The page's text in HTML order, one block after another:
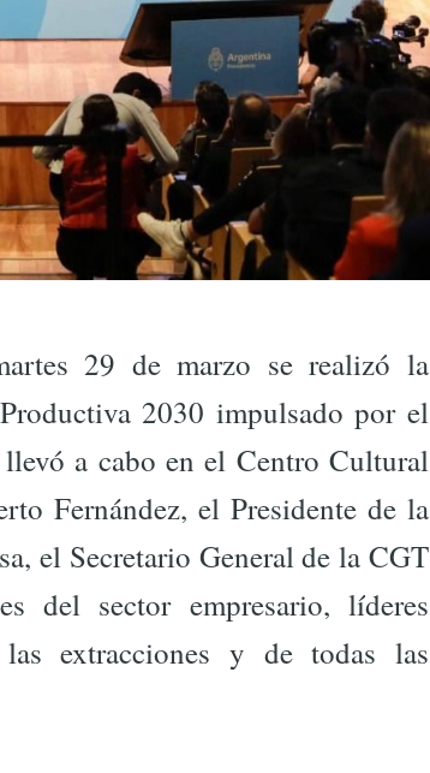
29 de marzo se realizó la
2030 impulsado por el
a cabo en el Centro Cultural
Fernández, el Presidente de la
el Secretario General de la CGT
del sector empresario, líderes
extracciones y de todas las